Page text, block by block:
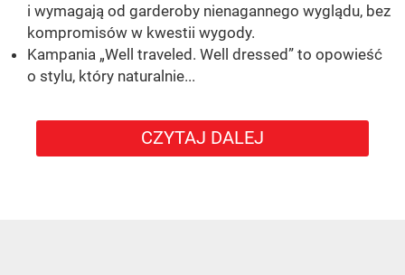
i wymagają od garderoby nienagannego wyglądu, bez
kompromisów w kwestii wygody.
Kampania „Well traveled. Well dressed” to opowieść
o stylu, który naturalnie...
CZYTAJ DALEJ